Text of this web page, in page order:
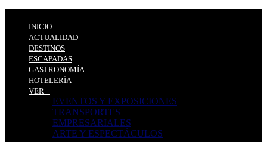
INICIO
ACTUALIDAD
DESTINOS
ESCAPADAS
GASTRONOMÍA
HOTELERÍA
VER +
EVENTOS Y EXPOSICIONES
TRANSPORTES
EMPRESARIALES
ARTE Y ESPECTÁCULOS